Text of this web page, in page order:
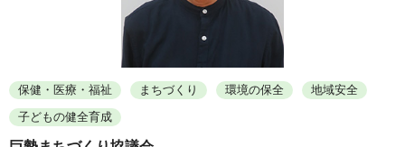
保健・医療・福祉 まちづくり 環境の保全
地域安全
子どもの健全育成